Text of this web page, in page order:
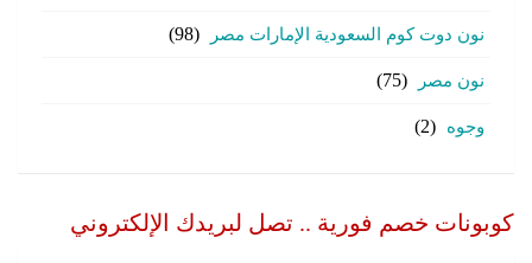
نون دوت كوم السعودية الإمارات مصر (98)
نون مصر (75)
وجوه (2)
كوبونات خصم فورية .. تصل لبريدك الإلكتروني